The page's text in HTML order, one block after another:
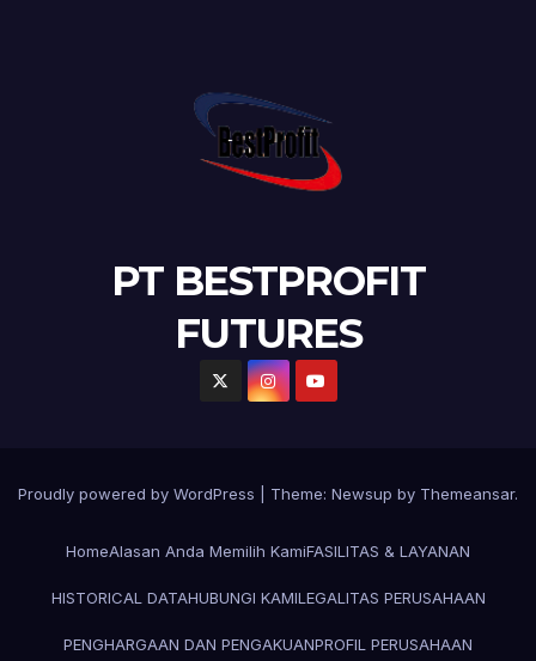
PT BESTPROFIT
FUTURES
Proudly powered by WordPress Theme: Newsup by Themeansar.
HomeAlasan Anda Memilih KamiFASILITAS & LAYANAN
HISTORICAL DATAHUBUNGI KAMILEGALITAS PERUSAHAAN
PENGHARGAAN DAN PENGAKUANPROFIL PERUSAHAAN